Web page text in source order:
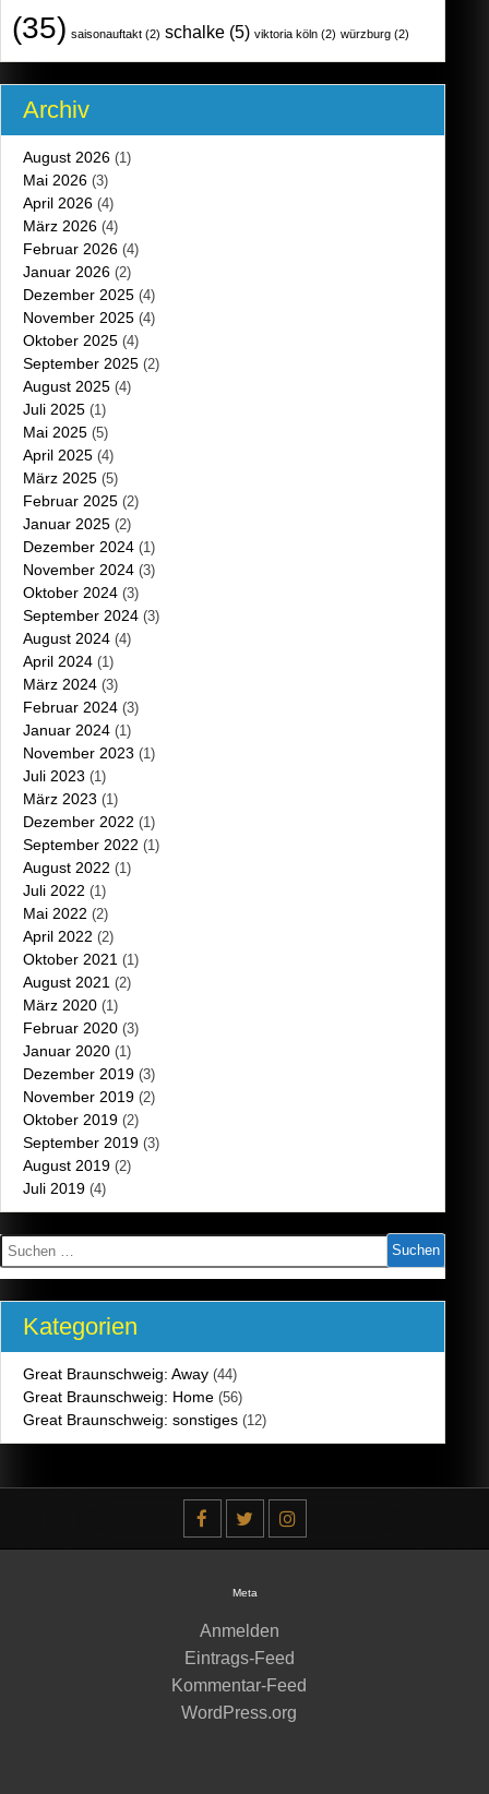
(35) saisonauftakt (2) schalke (5) viktoria köln (2) würzburg (2)
Archiv
August 2026 (1)
Mai 2026 (3)
April 2026 (4)
März 2026 (4)
Februar 2026 (4)
Januar 2026 (2)
Dezember 2025 (4)
November 2025 (4)
Oktober 2025 (4)
September 2025 (2)
August 2025 (4)
Juli 2025 (1)
Mai 2025 (5)
April 2025 (4)
März 2025 (5)
Februar 2025 (2)
Januar 2025 (2)
Dezember 2024 (1)
November 2024 (3)
Oktober 2024 (3)
September 2024 (3)
August 2024 (4)
April 2024 (1)
März 2024 (3)
Februar 2024 (3)
Januar 2024 (1)
November 2023 (1)
Juli 2023 (1)
März 2023 (1)
Dezember 2022 (1)
September 2022 (1)
August 2022 (1)
Juli 2022 (1)
Mai 2022 (2)
April 2022 (2)
Oktober 2021 (1)
August 2021 (2)
März 2020 (1)
Februar 2020 (3)
Januar 2020 (1)
Dezember 2019 (3)
November 2019 (2)
Oktober 2019 (2)
September 2019 (3)
August 2019 (2)
Juli 2019 (4)
Suchen
nach:
Kategorien
Great Braunschweig: Away (44)
Great Braunschweig: Home (56)
Great Braunschweig: sonstiges (12)
Meta
Anmelden
Eintrags-Feed
Kommentar-Feed
WordPress.org